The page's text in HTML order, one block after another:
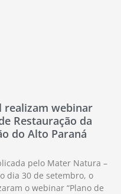
realizam webinar
Restauração da
do Alto Paraná
pelo Mater Natura –
dia 30 de setembro, o
o webinar “Plano de